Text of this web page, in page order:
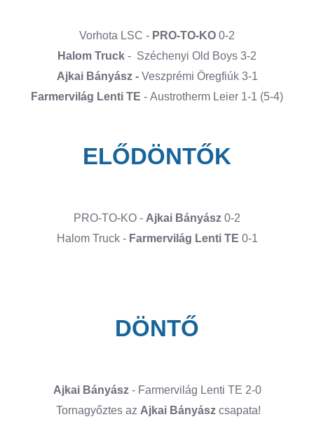
Vorhota LSC - PRO-TO-KO 0-2
Halom Truck - Széchenyi Old Boys 3-2
Ajkai Bányász - Veszprémi Öregfiúk 3-1
Farmervilág Lenti TE - Austrotherm Leier 1-1 (5-4)
ELŐDÖNTŐK
PRO-TO-KO - Ajkai Bányász 0-2
Halom Truck - Farmervilág Lenti TE 0-1
DÖNTŐ
Ajkai Bányász - Farmervilág Lenti TE 2-0
Tornagyőztes az Ajkai Bányász csapata!